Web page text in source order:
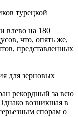
турецкой
влево на 180
что, опять же,
представленных
для зерновых
рекордный за всю
возникшая в
спорам о